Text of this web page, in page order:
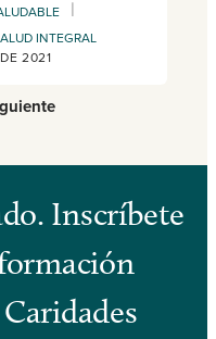
|
INTEGRAL
2021
Inscríbete